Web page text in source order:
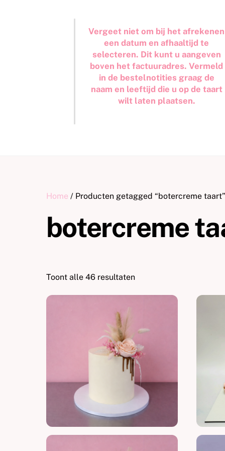
Vergeet niet om bij het afrekenen
een datum en afhaaltijd te
selecteren. Dit kunt u aangeven
boven het factuuradres. Vermeld
in de bestelnotities graag de
naam en leeftijd die u op de taart
wilt laten plaatsen.
Home / Producten getagged “botercreme taart”
botercreme
Toont alle 46 resultaten